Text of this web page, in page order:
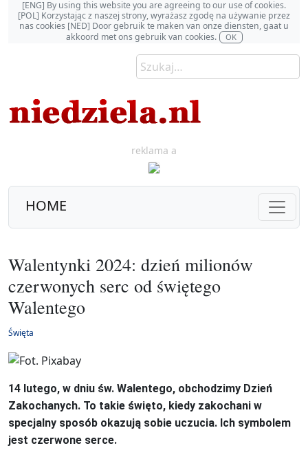
[ENG] By using this website you are agreeing to our use of cookies.
[POL] Korzystając z naszej strony, wyrażasz zgodę na używanie przez
nas cookies [NED] Door gebruik te maken van onze diensten, gaat u
akkoord met ons gebruik van cookies.
OK
reklama a
HOME
Walentynki 2024: dzień milionów
czerwonych serc od świętego
Walentego
Święta
14 lutego, w dniu św. Walentego, obchodzimy Dzień
Zakochanych. To takie święto, kiedy zakochani w
specjalny sposób okazują sobie uczucia. Ich symbolem
jest czerwone serce.